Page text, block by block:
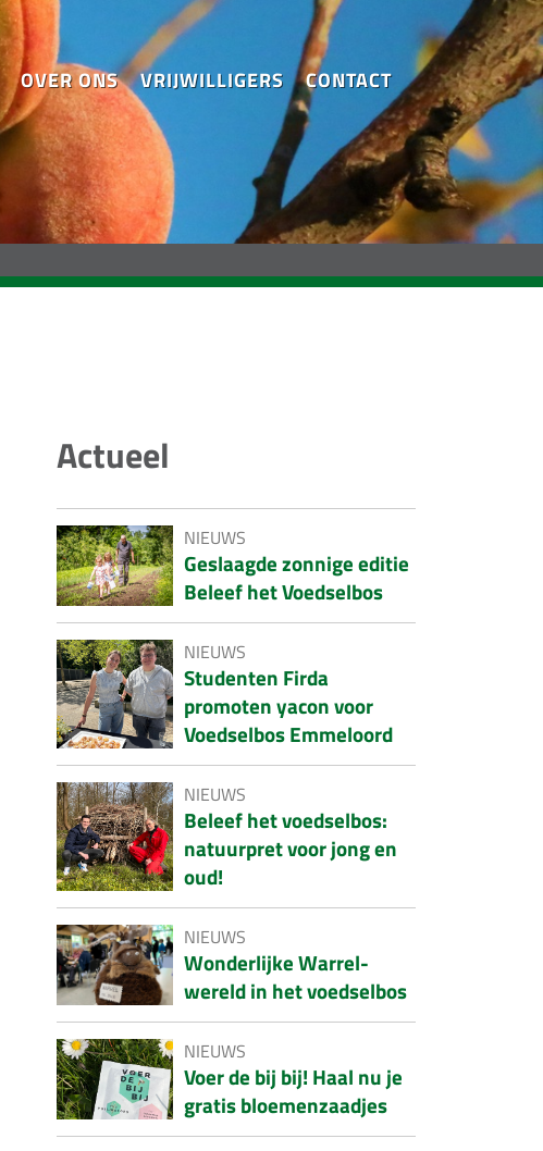
OVER ONS VRIJWILLIGERS CONTACT
Actueel
NIEUWS
Geslaagde zonnige editie
Beleef het Voedselbos
NIEUWS
Studenten Firda
promoten yacon voor
Voedselbos Emmeloord
NIEUWS
Beleef het voedselbos:
natuurpret voor jong en
oud!
NIEUWS
Wonderlijke Warrel-
wereld in het voedselbos
NIEUWS
Voer de bij bij! Haal nu je
gratis bloemenzaadjes